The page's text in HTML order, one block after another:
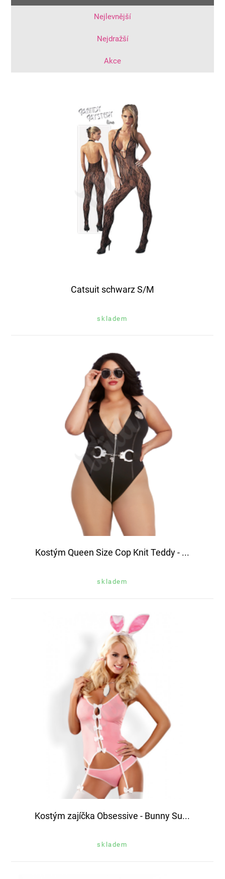
Nejlevnější
Nejdražší
Akce
Catsuit schwarz S/M
skladem
Kostým Queen Size Cop Knit Teddy - ...
skladem
Kostým zajíčka Obsessive - Bunny Su...
skladem